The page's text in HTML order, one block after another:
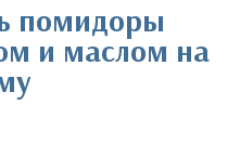
помидоры
и маслом на